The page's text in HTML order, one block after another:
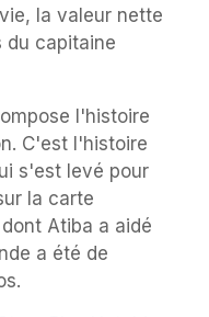
la valeur nette
du capitaine
l'histoire
C'est l'histoire
s'est levé pour
la carte
Atiba a aidé
a été de